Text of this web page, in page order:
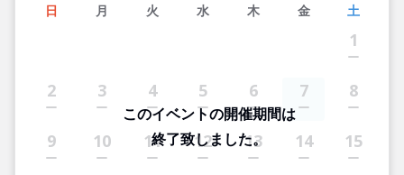
日 月 火 水 木 金 土
1
2 3 4 5 6 7 8
9 10 11 12 13 14 15
このイベントの開催期間は
終了致しました。